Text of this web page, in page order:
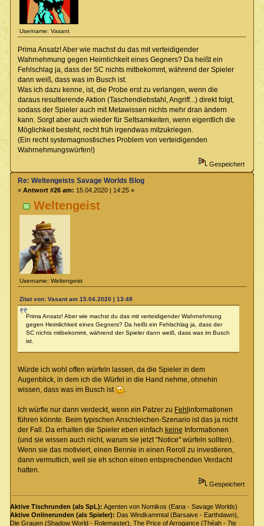
Username: Vasant
Prima Ansatz! Aber wie machst du das mit verteidigender
Wahrnehmung gegen Heimlichkeit eines Gegners? Da heißt ein
Fehlschlag ja, dass der SC nichts mitbekommt, während der Spieler
dann weiß, dass was im Busch ist.
Was ich dazu kenne, ist, die Probe erst zu verlangen, wenn die
daraus resultierende Aktion (Taschendiebstahl, Angriff...) direkt folgt,
sodass der Spieler auch mit Metawissen nichts mehr dran ändern
kann. Sorgt aber auch wieder für Seltsamkeiten, wenn eigentlich die
Möglichkeit besteht, recht früh irgendwas mitzukriegen.
(Ein recht systemagnostisches Problem von verteidigenden
Wahrnehmungswürfen!)
Gespeichert
Weltengeist
Username: Weltengeist
Re: Weltengeists Savage Worlds Blog
« Antwort #26 am: 15.04.2020 | 14:25 »
Zitat von: Vasant am 15.04.2020 | 13:48
Prima Ansatz! Aber wie machst du das mit verteidigender Wahrnehmung
gegen Heimlichkeit eines Gegners? Da heißt ein Fehlschlag ja, dass der
SC nichts mitbekommt, während der Spieler dann weiß, dass was im Busch
ist.
Würde ich wohl offen würfeln lassen, da die Spieler in dem
Augenblick, in dem ich die Würfel in die Hand nehme, ohnehin
wissen, dass was im Busch ist
.
Ich würfle nur dann verdeckt, wenn ein Patzer zu Fehl informationen
führen könnte. Beim typischen Anschleichen-Szenario ist das ja nicht
der Fall. Da erhalten die Spieler eben einfach keine Informationen
(und sie wissen auch nicht, warum sie jetzt "Notice" würfeln sollten).
Wenn sie das motiviert, einen Bennie in einen Reroll zu investieren,
dann vermutlich, weil sie eh schon einen entsprechenden Verdacht
hatten.
Gespeichert
Aktive Tischrunden (als SpL): Agenten von Nomikos (Eana - Savage Worlds)
Aktive Onlinerunden (als Spieler): Das Windkammtal (Barsaive - Earthdawn),
Die Grauen (Shadow World - Rolemaster), The Price of Arrogance (Théah - 7te